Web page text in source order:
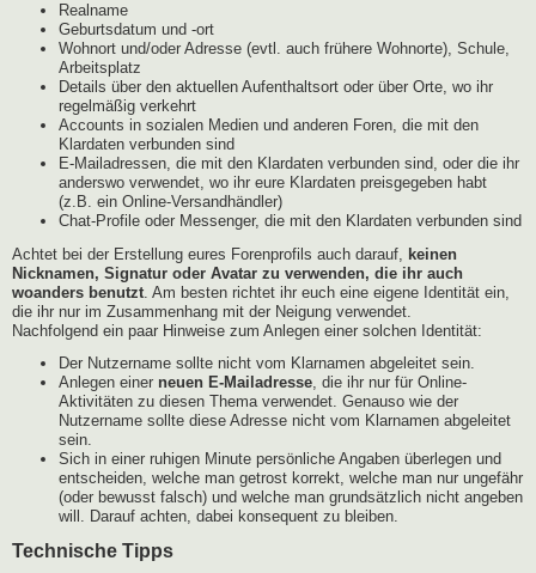
Realname
Geburtsdatum und -ort
Wohnort und/oder Adresse (evtl. auch frühere Wohnorte), Schule,
Arbeitsplatz
Details über den aktuellen Aufenthaltsort oder über Orte, wo ihr
regelmäßig verkehrt
Accounts in sozialen Medien und anderen Foren, die mit den
Klardaten verbunden sind
E-Mailadressen, die mit den Klardaten verbunden sind, oder die ihr
anderswo verwendet, wo ihr eure Klardaten preisgegeben habt
(z.B. ein Online-Versandhändler)
Chat-Profile oder Messenger, die mit den Klardaten verbunden sind
Achtet bei der Erstellung eures Forenprofils auch darauf, keinen
Nicknamen, Signatur oder Avatar zu verwenden, die ihr auch
woanders benutzt. Am besten richtet ihr euch eine eigene Identität ein,
die ihr nur im Zusammenhang mit der Neigung verwendet.
Nachfolgend ein paar Hinweise zum Anlegen einer solchen Identität:
Der Nutzername sollte nicht vom Klarnamen abgeleitet sein.
Anlegen einer neuen E-Mailadresse , die ihr nur für Online-
Aktivitäten zu diesen Thema verwendet. Genauso wie der
Nutzername sollte diese Adresse nicht vom Klarnamen abgeleitet
sein.
Sich in einer ruhigen Minute persönliche Angaben überlegen und
entscheiden, welche man getrost korrekt, welche man nur ungefähr
(oder bewusst falsch) und welche man grundsätzlich nicht angeben
will. Darauf achten, dabei konsequent zu bleiben.
Technische Tipps